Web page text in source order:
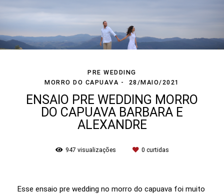
PRE WEDDING
MORRO DO CAPUAVA
28/MAIO/2021
ENSAIO PRE WEDDING MORRO
DO CAPUAVA BARBARA E
ALEXANDRE
947 visualizações 0 curtidas
Esse ensaio pre wedding no morro do capuava foi muito